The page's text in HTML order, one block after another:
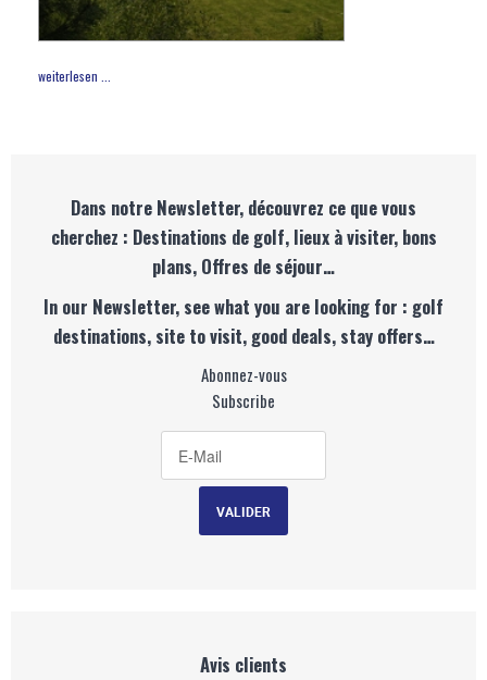
weiterlesen ...
Dans notre Newsletter, découvrez ce que vous
cherchez : Destinations de golf, lieux à visiter, bons
plans, Offres de séjour…
In our Newsletter, see what you are looking for : golf
destinations, site to visit, good deals, stay offers…
Abonnez-vous
Subscribe
Avis clients